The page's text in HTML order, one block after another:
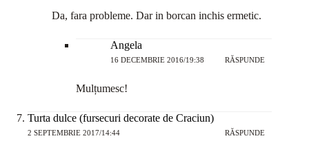
Da, fara probleme. Dar in borcan inchis ermetic.
Angela
16 DECEMBRIE 2016/19:38 RĂSPUNDE
Mulțumesc!
Turta dulce (fursecuri decorate de Craciun)
2 SEPTEMBRIE 2017/14:44 RĂSPUNDE